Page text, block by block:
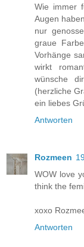
Wie immer
Augen
nur
graue
Vorhänge
wirkt
wünsche
(herzliche
ein liebes
Antworten
Rozmeen
WOW love
think the
xoxo
Antworten